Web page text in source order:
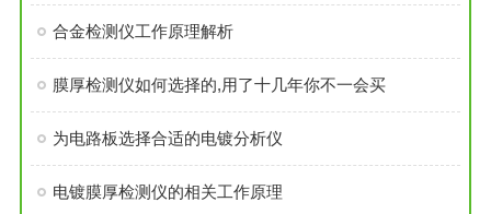
合金检测仪工作原理解析
膜厚检测仪如何选择的,用了十几年你不一会买
为电路板选择合适的电镀分析仪
电镀膜厚检测仪的相关工作原理